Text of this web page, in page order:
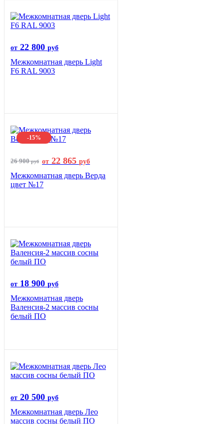
от 22 800 руб
Межкомнатная дверь Light
F6 RAL 9003
-15%
26 900руб от 22 865 руб
Межкомнатная дверь Верда
цвет №17
от 18 900 руб
Межкомнатная дверь
Валенсия-2 массив сосны
белый ПО
от 20 500 руб
Межкомнатная дверь Лео
массив сосны белый ПО